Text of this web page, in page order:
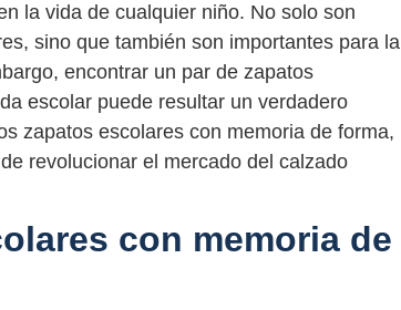
la vida de cualquier niño. No solo son
sino que también son importantes para la
encontrar un par de zapatos
escolar puede resultar un verdadero
zapatos escolares con memoria de forma,
revolucionar el mercado del calzado
con memoria de